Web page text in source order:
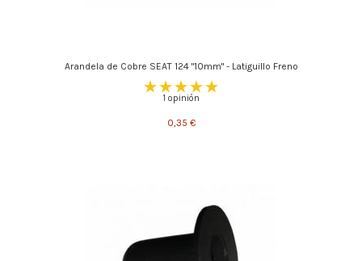
Arandela de Cobre SEAT 124 "10mm" - Latiguillo Freno
1 opinión
0,35 €